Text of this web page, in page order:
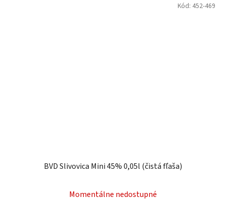
BVD Slivovica Mini 45% 0,05l (čistá fľaša)
Momentálne nedostupné
Kód: 452-469